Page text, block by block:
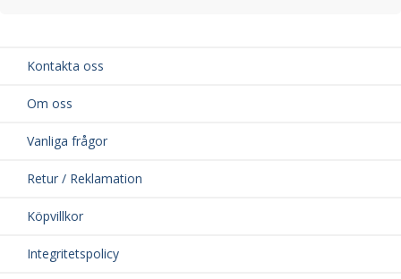
Kontakta oss
Om oss
Vanliga frågor
Retur / Reklamation
Köpvillkor
Integritetspolicy